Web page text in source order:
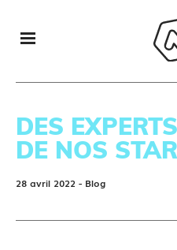
DES
DE NOS
28 avril 2022 - Blog